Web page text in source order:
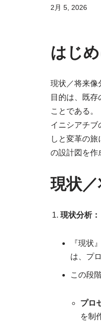
2月 5, 2026
はじ
現状／将来像
目的は、既
ことである。
イニシアチブ
しと変革の
の設計図を作
現状
現状分析：
『現状
は、プ
この段
プロ
を制